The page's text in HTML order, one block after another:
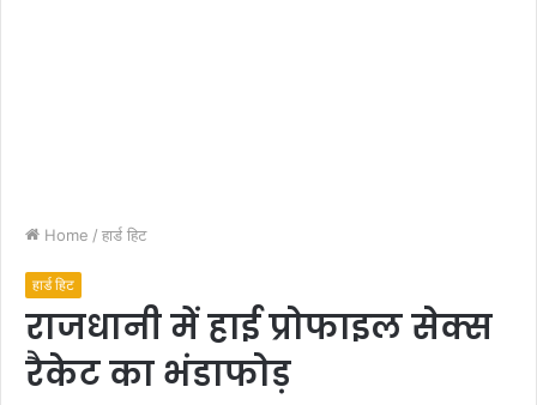
Home / हार्ड हिट
हार्ड हिट
राजधानी में हाई प्रोफाइल सेक्स
रैकेट का भंडाफोड़